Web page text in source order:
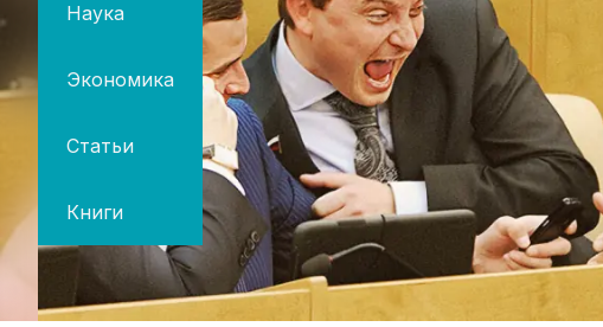
Наука
Экономика
Статьи
Книги